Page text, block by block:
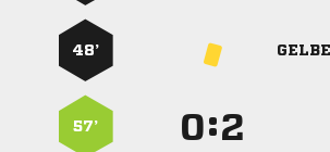
48’
57’ :